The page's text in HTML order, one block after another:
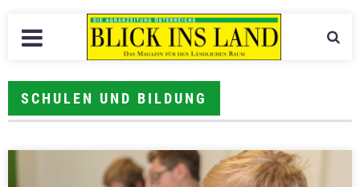
SCHULEN UND BILDUNG